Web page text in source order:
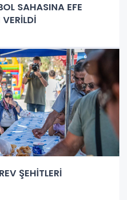
SAHASINA EFE
ŞEHİTLERİ